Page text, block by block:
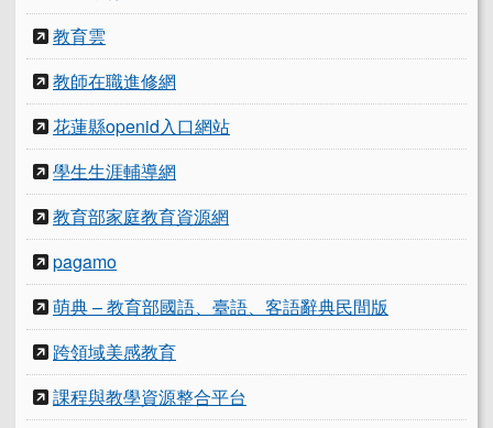
教育雲
教師在職進修網
花蓮縣openid入口網站
學生生涯輔導網
教育部家庭教育資源網
pagamo
萌典 – 教育部國語、臺語、客語辭典民間版
跨領域美感教育
課程與教學資源整合平台